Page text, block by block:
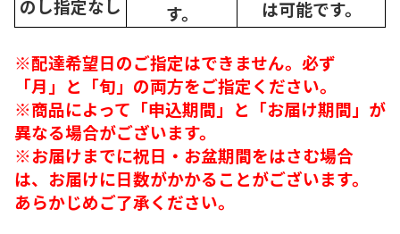
は可能です。
す。
のし指定なし
※配達希望日のご指定はできません。必ず
「月」と「旬」の両方をご指定ください。
※商品によって「申込期間」と「お届け期間」が
異なる場合がございます。
※お届けまでに祝日・お盆期間をはさむ場合
は、お届けに日数がかかることがございます。
あらかじめご了承ください。